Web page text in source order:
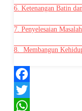
6. Ketenangan Batin
7. Penyelesaian
8. Membangun
Facebook
Twitter